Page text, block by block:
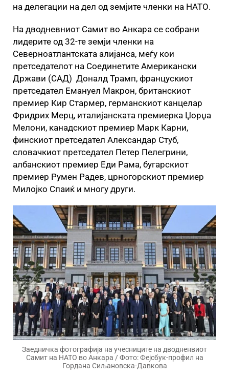
на делегации на дел од земјите членки на НАТО.
На дводневниот Самит во Анкара се собрани
лидерите од 32-те земји членки на
Северноатлантската алијанса, меѓу кои
претседателот на Соединетите Американски
Држави (САД) Доналд Трамп, францускиот
претседател Емануел Макрон, британскиот
премиер Кир Стармер, германскиот канцелар
Фридрих Мерц, италијанската премиерка Џорџа
Мелони, канадскиот премиер Марк Карни,
финскиот претседател Александар Стуб,
словачкиот претседател Петер Пелегрини,
албанскиот премиер Еди Рама, бугарскиот
премиер Румен Радев, црногорскиот премиер
Милојко Спаиќ и многу други.
Заедничка фотографија на учесниците на дводненвиот
Самит на НАТО во Анкара / Фото: Фејсбук-профил на
Гордана Сиљановска-Давкова